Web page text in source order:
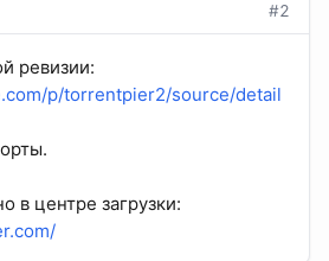
#2
ревизии:
p/torrentpier2/source/detail
в центре загрузки: